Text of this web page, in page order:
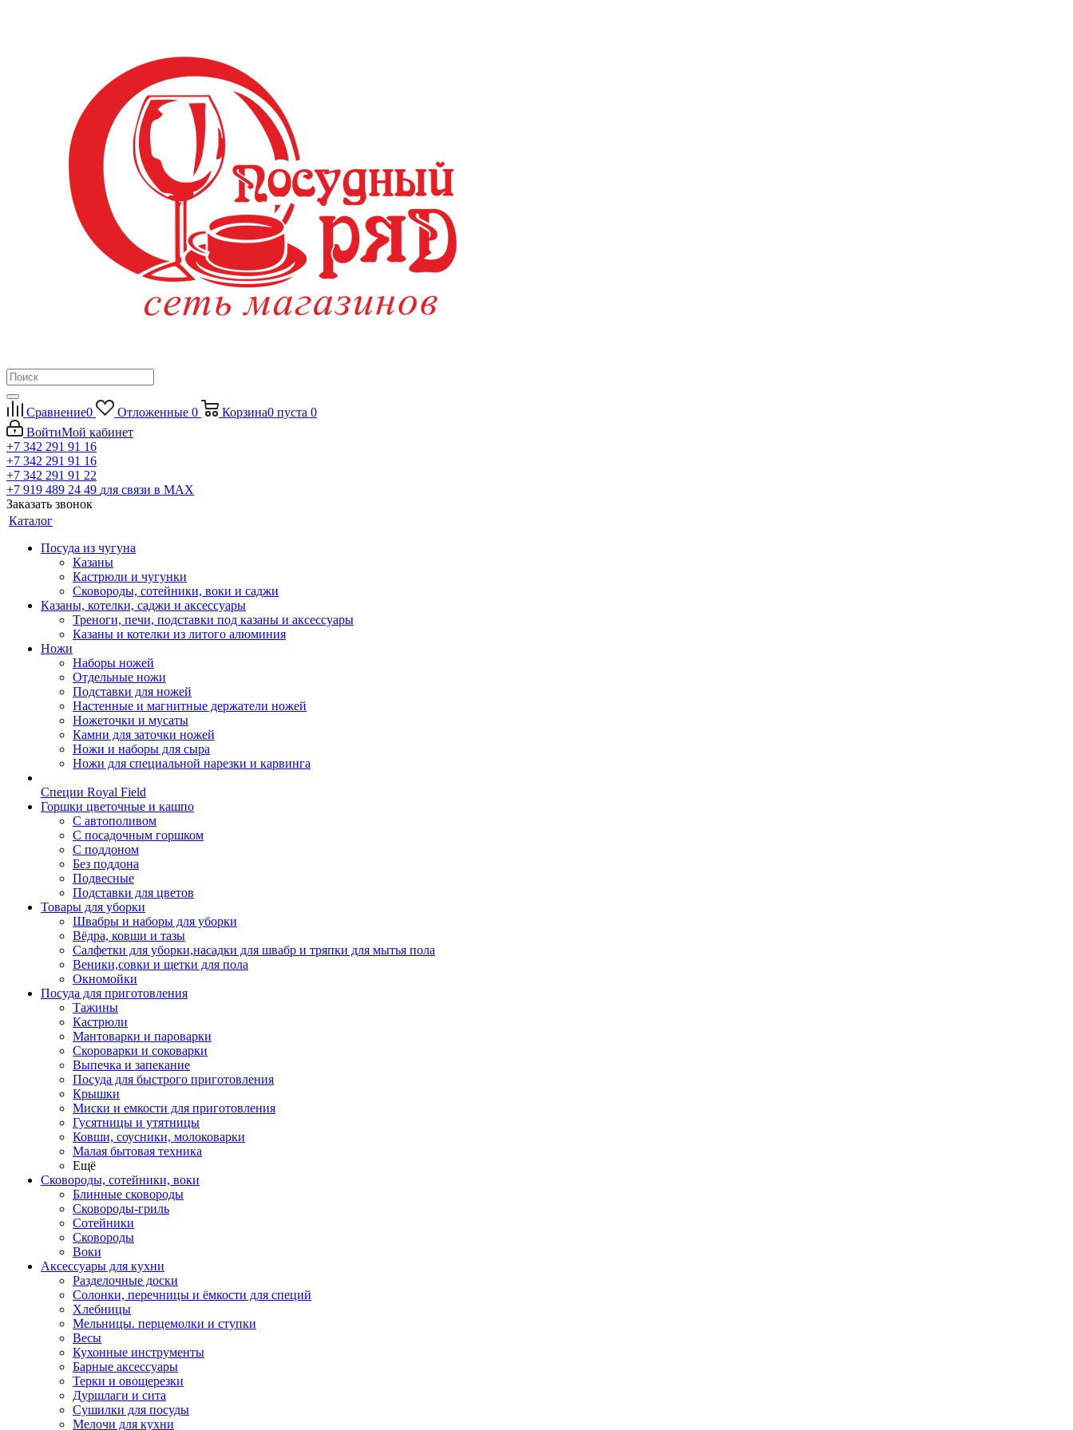
Сравнение0 Отложенные 0 Корзина0 пуста 0
ВойтиМой кабинет
+7 342 291 91 16
+7 342 291 91 16
+7 342 291 91 22
+7 919 489 24 49 для связи в МАХ
Заказать звонок
Каталог
Посуда из чугуна
Казаны
Кастрюли и чугунки
Сковороды, сотейники, воки и саджи
Казаны, котелки, саджи и аксессуары
Треноги, печи, подставки под казаны и аксессуары
Казаны и котелки из литого алюминия
Ножи
Наборы ножей
Отдельные ножи
Подставки для ножей
Настенные и магнитные держатели ножей
Ножеточки и мусаты
Камни для заточки ножей
Ножи и наборы для сыра
Ножи для специальной нарезки и карвинга
Специи Royal Field
Горшки цветочные и кашпо
С автополивом
С посадочным горшком
С поддоном
Без поддона
Подвесные
Подставки для цветов
Товары для уборки
Швабры и наборы для уборки
Вёдра, ковши и тазы
Салфетки для уборки,насадки для швабр и тряпки для мытья пола
Веники,совки и щетки для пола
Окномойки
Посуда для приготовления
Тажины
Кастрюли
Мантоварки и пароварки
Скороварки и соковарки
Выпечка и запекание
Посуда для быстрого приготовления
Крышки
Миски и емкости для приготовления
Гусятницы и утятницы
Ковши, соусники, молоковарки
Малая бытовая техника
Ещё
Сковороды, сотейники, воки
Блинные сковороды
Сковороды-гриль
Сотейники
Сковороды
Воки
Аксессуары для кухни
Разделочные доски
Солонки, перечницы и ёмкости для специй
Хлебницы
Мельницы. перцемолки и ступки
Весы
Кухонные инструменты
Барные аксессуары
Терки и овощерезки
Дуршлаги и сита
Сушилки для посуды
Мелочи для кухни